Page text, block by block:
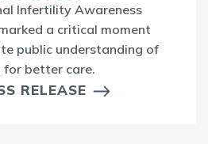
Infertility Awareness
a critical moment
public understanding of
better care.
RELEASE